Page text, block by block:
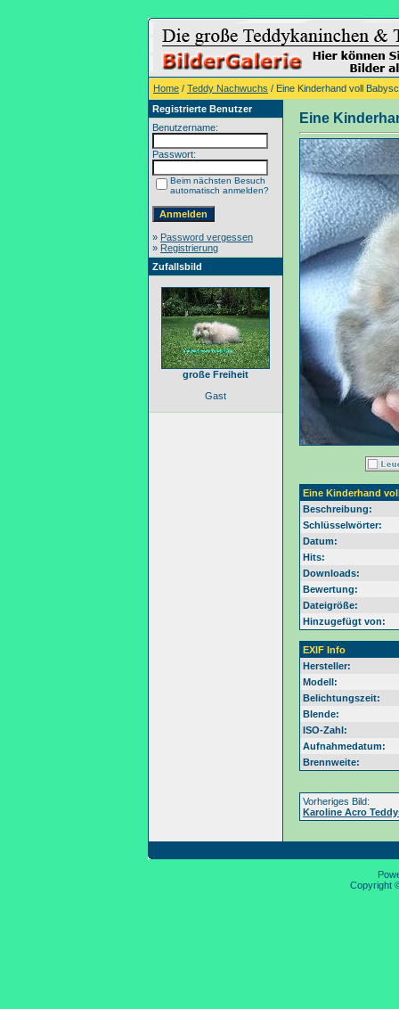
Home / Teddy Nachwuchs / Eine Kinderhand voll
Registrierte Benutzer
Benutzername:
Passwort:
Beim nächsten Besuch
automatisch anmelden?
» Password vergessen
» Registrierung
Zufallsbild
große Freiheit
Gast
Eine
Eine Kinderhand
Beschreibung:
Schlüsselwörter:
Datum:
Hits:
Downloads:
Bewertung:
Dateigröße:
Hinzugefügt von:
EXIF Info
Hersteller:
Modell:
Belichtungszeit:
Blende:
ISO-Zahl:
Aufnahmedatum:
Brennweite:
Vorheriges Bild:
Karoline Acro
Copyright